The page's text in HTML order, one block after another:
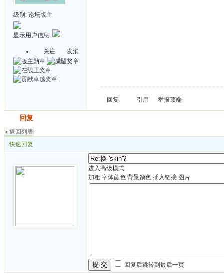
级别: 论坛版主
显示用户信息
关注
Ta
发消
息
回复 引用 举报顶端
回复
« 返回列表
快速回复
进入高级模式
加粗 字体颜色 背景颜色 插入链接 图片
提 交 回复后跳转到最后一页